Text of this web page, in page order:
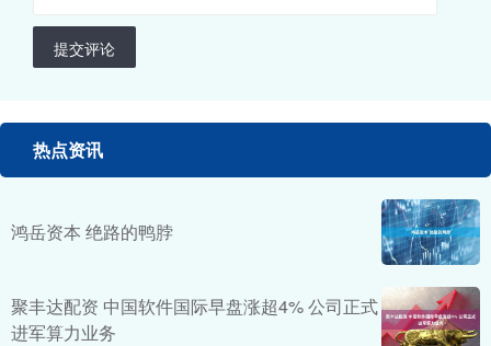
提交评论
热点资讯
鸿岳资本 绝路的鸭脖
聚丰达配资 中国软件国际早盘涨超4% 公司正式
进军算力业务